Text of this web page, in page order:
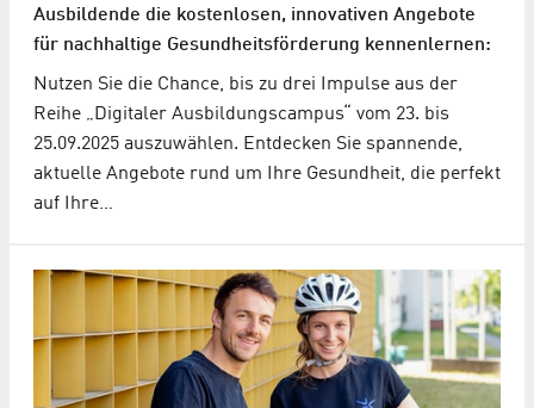
Ausbildende die kostenlosen, innovativen Angebote
für nachhaltige Gesundheitsförderung kennenlernen:
Nutzen Sie die Chance, bis zu drei Impulse aus der
Reihe „Digitaler Ausbildungscampus“ vom 23. bis
25.09.2025 auszuwählen. Entdecken Sie spannende,
aktuelle Angebote rund um Ihre Gesundheit, die perfekt
auf Ihre…